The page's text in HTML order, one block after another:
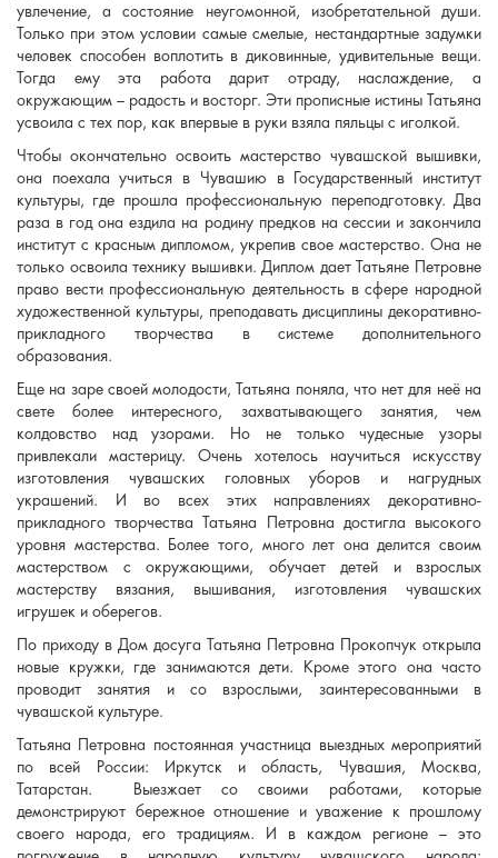
увлечение, а состояние неугомонной, изобретательной души.
Только при этом условии самые смелые, нестандартные задумки
человек способен воплотить в диковинные, удивительные вещи.
Тогда ему эта работа дарит отраду, наслаждение, а
окружающим – радость и восторг. Эти прописные истины Татьяна
усвоила с тех пор, как впервые в руки взяла пяльцы с иголкой.
Чтобы окончательно освоить мастерство чувашской вышивки,
она поехала учиться в Чувашию в Государственный институт
культуры, где прошла профессиональную переподготовку. Два
раза в год она ездила на родину предков на сессии и закончила
институт с красным дипломом, укрепив свое мастерство. Она не
только освоила технику вышивки. Диплом дает Татьяне Петровне
право вести профессиональную деятельность в сфере народной
художественной культуры, преподавать дисциплины декоративно-
прикладного творчества в системе дополнительного
образования.
Еще на заре своей молодости, Татьяна поняла, что нет для неё на
свете более интересного, захватывающего занятия, чем
колдовство над узорами. Но не только чудесные узоры
привлекали мастерицу. Очень хотелось научиться искусству
изготовления чувашских головных уборов и нагрудных
украшений. И во всех этих направлениях декоративно-
прикладного творчества Татьяна Петровна достигла высокого
уровня мастерства. Более того, много лет она делится своим
мастерством с окружающими, обучает детей и взрослых
мастерству вязания, вышивания, изготовления чувашских
игрушек и оберегов.
По приходу в Дом досуга Татьяна Петровна Прокопчук открыла
новые кружки, где занимаются дети. Кроме этого она часто
проводит занятия и со взрослыми, заинтересованными в
чувашской культуре.
Татьяна Петровна постоянная участница выездных мероприятий
по всей России: Иркутск и область, Чувашия, Москва,
Татарстан. Выезжает со своими работами, которые
демонстрируют бережное отношение и уважение к прошлому
своего народа, его традициям. И в каждом регионе – это